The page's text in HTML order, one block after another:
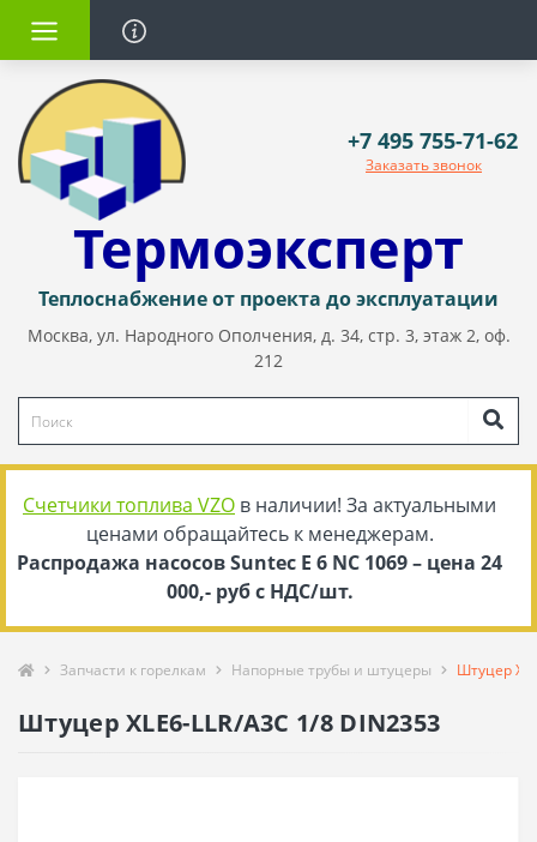
Термоэксперт
Теплоснабжение от проекта до эксплуатации
Москва, ул. Народного Ополчения, д. 34, стр. 3, этаж 2, оф.
212
+7 495 755-71-62
Заказать звонок
Счетчики топлива VZO в наличии! За актуальными
ценами обращайтесь к менеджерам.
Распродажа насосов Suntec E 6 NC 1069 – цена 24
000,- руб с НДС/шт.
Запчасти к горелкам Напорные трубы и штуцеры Штуцер
Штуцер XLE6-LLR/A3C 1/8 DIN2353